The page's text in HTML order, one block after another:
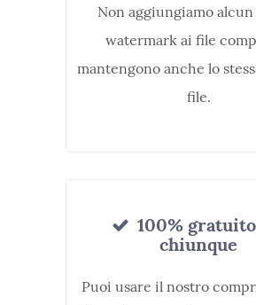
Non aggiungiamo
watermark ai file
mantengono anche lo
file.
100%
chiunque
Puoi usare il nostro